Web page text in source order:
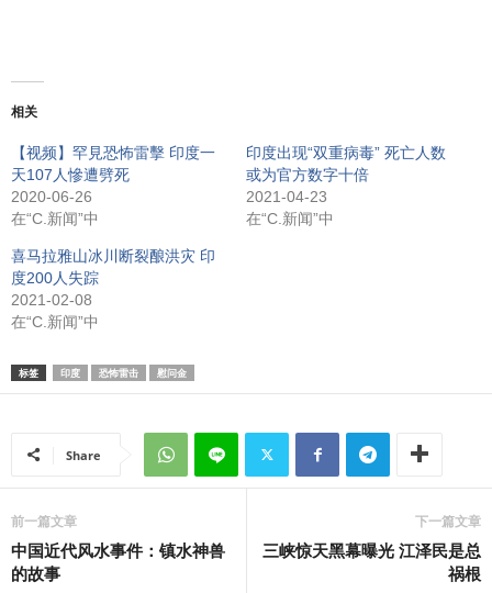
相关
【视频】罕見恐怖雷擊 印度一
天107人慘遭劈死
2020-06-26
在“C.新闻”中
印度出现“双重病毒” 死亡人数
或为官方数字十倍
2021-04-23
在“C.新闻”中
喜马拉雅山冰川断裂酿洪灾 印
度200人失踪
2021-02-08
在“C.新闻”中
标签 印度 恐怖雷击 慰问金
Share
前一篇文章
中国近代风水事件：镇水神兽
的故事
下一篇文章
三峡惊天黑幕曝光 江泽民是总
祸根